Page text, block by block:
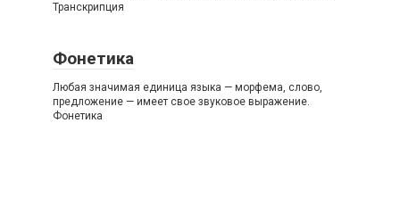
Транскрипция
Фонетика
Любая значимая единица языка — морфема, слово,
предложение — имеет свое звуковое выражение.
Фонетика